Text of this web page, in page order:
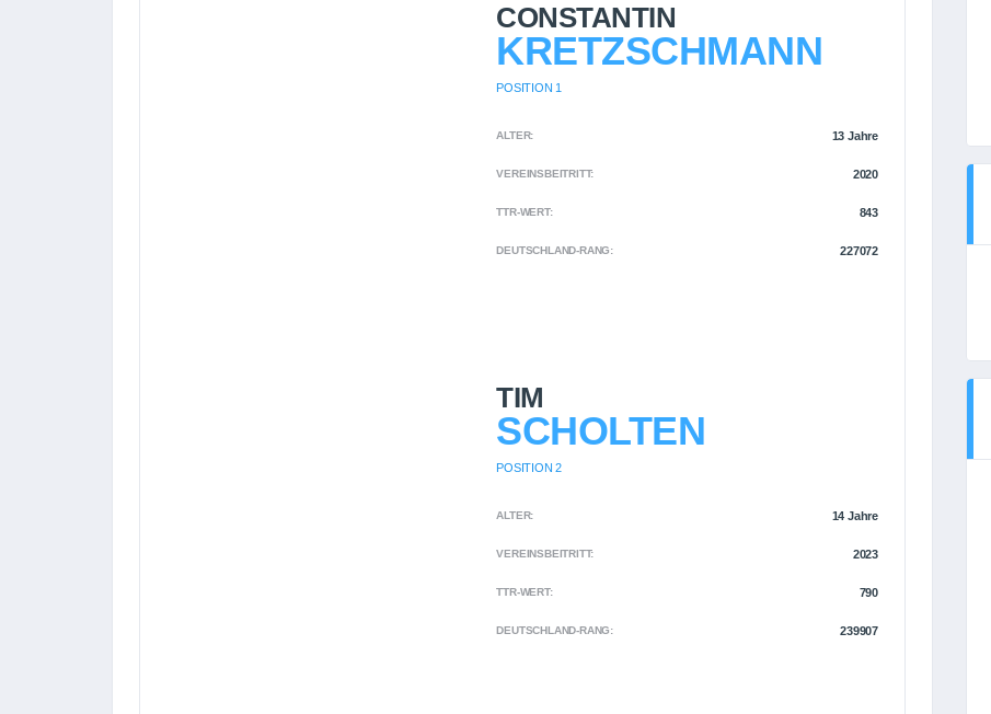
CONSTANTIN
KRETZSCHMANN
POSITION 1
ALTER: 13 Jahre
VEREINSBEITRITT: 2020
TTR-WERT: 843
DEUTSCHLAND-RANG: 227072
TIM
SCHOLTEN
POSITION 2
ALTER: 14 Jahre
VEREINSBEITRITT: 2023
TTR-WERT: 790
DEUTSCHLAND-RANG: 239907